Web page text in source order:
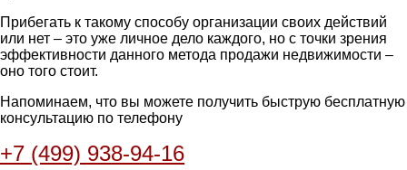
Прибегать к такому способу организации своих действий
или нет – это уже личное дело каждого, но с точки зрения
эффективности данного метода продажи недвижимости –
оно того стоит.
Напоминаем, что вы можете получить быструю бесплатную
консультацию по телефону
+7 (499) 938-94-16